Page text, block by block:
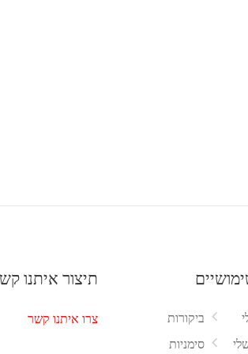
ביקורות
סימניות
תיצור איתנו
צרו איתנו קשר